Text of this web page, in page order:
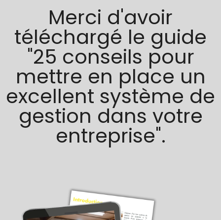
Merci d'avoir
téléchargé le guide
"25 conseils pour
mettre en place un
excellent système de
gestion dans votre
entreprise".